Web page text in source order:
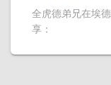
全虎德弟兄在埃
享：